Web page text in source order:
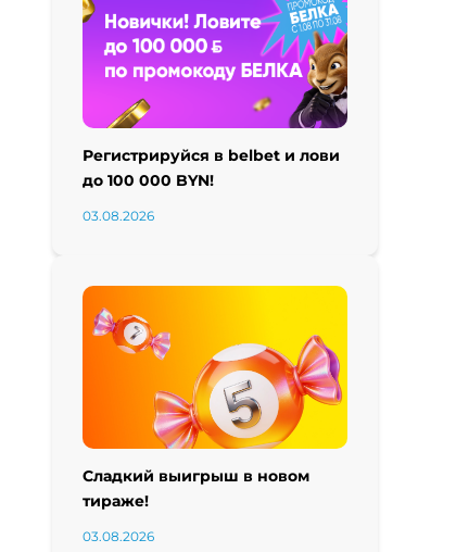
Регистрируйся в belbet и лови
до 100 000 BYN!
03.08.2026
Сладкий выигрыш в новом
тираже!
03.08.2026